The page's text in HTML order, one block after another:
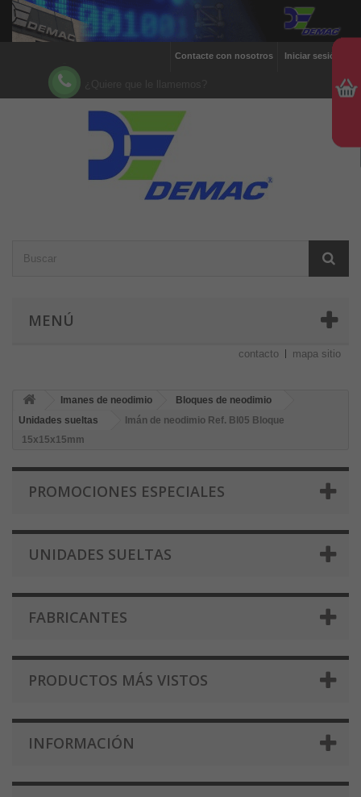
Iniciar sesión
Contacte con nosotros
MENÚ
contacto mapa sitio
Imanes de neodimio
Bloques de neodimio
Unidades sueltas
Imán de neodimio Ref. Bl05 Bloque
15x15x15mm
PROMOCIONES ESPECIALES
UNIDADES SUELTAS
FABRICANTES
PRODUCTOS MÁS VISTOS
INFORMACIÓN